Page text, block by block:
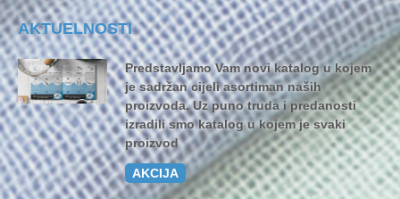
AKTUELNOSTI
Predstavljamo Vam novi katalog u kojem
je sadržan cijeli asortiman naših
proizvoda. Uz puno truda i predanosti
izradili smo katalog u kojem je svaki
proizvod
AKCIJA